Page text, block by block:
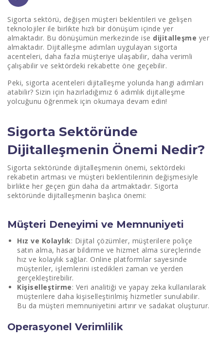
Veri ve Analitik
Rekabet Üstünlüğü
Uyum ve Regülasyon
Sigorta Acenteleri İçin 6 Dijitalleşme Adımı
1. Müşterinizi Tanımak
2. Stratejinizi Oluşturmak
3. Web Sitesi
4. Dijital Pazarlama
5. Müşteri İlişkileri Yönetimi (CRM)
Sigorta sektörü, değişen müşteri beklentileri ve gelişen
teknolojiler ile birlikte hızlı bir dönüşüm içinde yer
almaktadır. Bu dönüşümün merkezinde ise dijitalleşme yer
almaktadır. Dijitalleşme adımları uygulayan sigorta
acenteleri, daha fazla müşteriye ulaşabilir, daha verimli
çalışabilir ve sektördeki rekabette öne geçebilir.
Peki, sigorta acenteleri dijitalleşme yolunda hangi adımları
atabilir? Sizin için hazırladığımız 6 adımlık dijitalleşme
yolcuğunu öğrenmek için okumaya devam edin!
Sigorta Sektöründe
Dijitalleşmenin Önemi Nedir?
Sigorta sektöründe dijitalleşmenin önemi, sektördeki
rekabetin artması ve müşteri beklentilerinin değişmesiyle
birlikte her geçen gün daha da artmaktadır. Sigorta
sektöründe dijitalleşmenin başlıca önemi:
Müşteri Deneyimi ve Memnuniyeti
Hız ve Kolaylık: Dijital çözümler, müşterilere poliçe
satın alma, hasar bildirme ve hizmet alma süreçlerinde
hız ve kolaylık sağlar. Online platformlar sayesinde
müşteriler, işlemlerini istedikleri zaman ve yerden
gerçekleştirebilir.
Kişiselleştirme: Veri analitiği ve yapay zeka kullanılarak
müşterilere daha kişiselleştirilmiş hizmetler sunulabilir.
Bu da müşteri memnuniyetini artırır ve sadakat oluşturur.
Operasyonel Verimlilik